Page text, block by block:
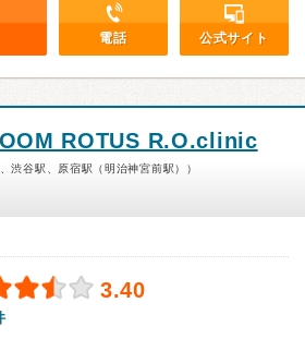
電話 公式サイト
ROTUS R.O.clinic
渋谷駅、原宿駅（明治神宮前駅））
3.40